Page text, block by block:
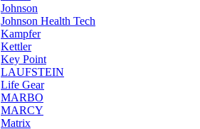
Johnson
Johnson Health Tech
Kampfer
Kettler
Key Point
LAUFSTEIN
Life Gear
MARBO
MARCY
Matrix